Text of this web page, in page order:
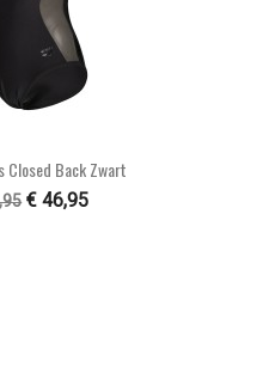
bekijken
Closed Back Zwart
€ 46,95